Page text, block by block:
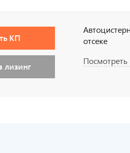
КП
лизинг
отсеке
Посмотреть